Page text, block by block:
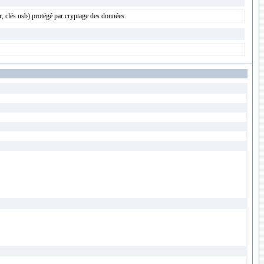
usb) protégé par cryptage des données.